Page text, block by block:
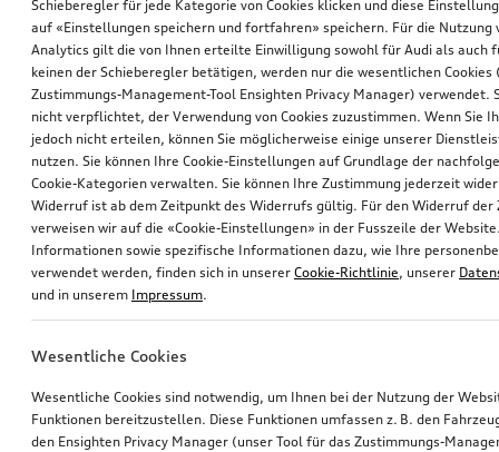
Schieberegler für jede Kategorie von Cookies klicken und diese
auf «Einstellungen speichern und fortfahren» speichern. Für die Nutzung
Analytics gilt die von Ihnen erteilte Einwilligung sowohl für Audi als auch
keinen der Schieberegler betätigen, werden nur die wesentlichen Cookies
Zustimmungs-Management-Tool Ensighten Privacy Manager) verwendet.
nicht verpflichtet, der Verwendung von Cookies zuzustimmen. Wenn Sie
jedoch nicht erteilen, können Sie möglicherweise einige unserer
nutzen. Sie können Ihre Cookie-Einstellungen auf Grundlage der
Cookie-Kategorien verwalten. Sie können Ihre Zustimmung jederzeit
Widerruf ist ab dem Zeitpunkt des Widerrufs gültig. Für den Widerruf der
verweisen wir auf die «Cookie-Einstellungen» in der Fusszeile der
Informationen sowie spezifische Informationen dazu, wie Ihre
verwendet werden, finden sich in unserer Cookie-Richtlinie, unserer
und in unserem Impressum.
Wesentliche Cookies
Wesentliche Cookies sind notwendig, um Ihnen bei der Nutzung der
Funktionen bereitzustellen. Diese Funktionen umfassen z. B. den
den Ensighten Privacy Manager (unser Tool für das Zustimmungs-